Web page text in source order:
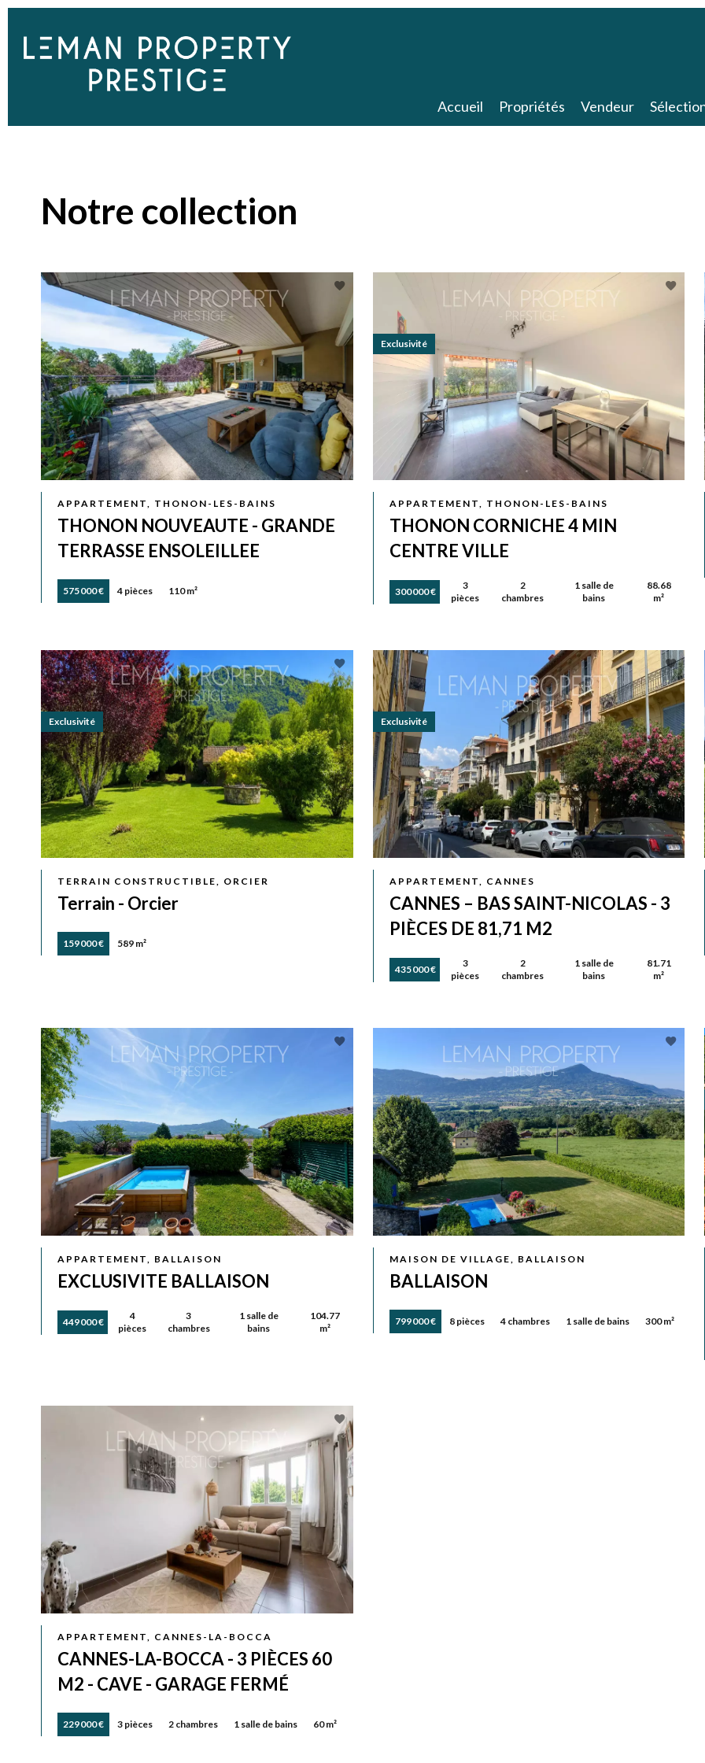
Accueil Propriétés Vendeur
Notre collection
APPARTEMENT, THONON-LES-BAINS
THONON NOUVEAUTE - GRANDE
TERRASSE ENSOLEILLEE
575 000 € 4 pièces 110 m²
APPARTEMENT, THONON-LES-BAINS
THONON CORNICHE 4 MIN
CENTRE VILLE
300 000 €
3
pièces
2
chambres
1 salle de
bains
88.68
m²
Exclusivité
TERRAIN CONSTRUCTIBLE, ORCIER
Terrain - Orcier
159 000 € 589 m²
Exclusivité
APPARTEMENT, CANNES
CANNES – BAS SAINT-NICOLAS - 3
PIÈCES DE 81,71 M2
435 000 €
3
pièces
2
chambres
1 salle de
bains
81.71
m²
Exclusivité
APPARTEMENT, BALLAISON
EXCLUSIVITE BALLAISON
449 000 €
4
pièces
3
chambres
1 salle de
bains
104.77
m²
MAISON DE VILLAGE, BALLAISON
BALLAISON
799 000 € 8 pièces 4 chambres 1 salle de bains 300 m²
APPARTEMENT, CANNES-LA-BOCCA
CANNES-LA-BOCCA - 3 PIÈCES 60
M2 - CAVE - GARAGE FERMÉ
229 000 € 3 pièces 2 chambres 1 salle de bains 60 m²